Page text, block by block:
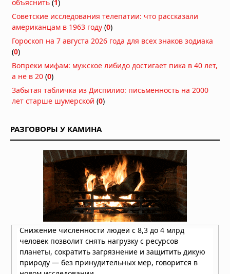
Фермерский эффект: ученые нашли
бактерии, защищающие детей от
аллергии и астмы
остановить кариес без сверления
30.07.2026 в 08:47
мягких тканей
Пять чашек кофе в день улучшают
здоровье сердца
28.07.2026 в 10:23
Как выбрать хорошего врача и
клинику: на что обращать внимание
перед записью на приём
26.07.2026 в 06:01
объяснить (1)
Советские исследования телепатии: что рассказали
американцам в 1963 году (0)
Гороскоп на 7 августа 2026 года для всех знаков зодиака
(0)
Вопреки мифам: мужское либидо достигает пика в 40 лет,
а не в 20 (0)
Забытая табличка из Диспилио: письменность на 2000
лет старше шумерской (0)
РАЗГОВОРЫ У КАМИНА